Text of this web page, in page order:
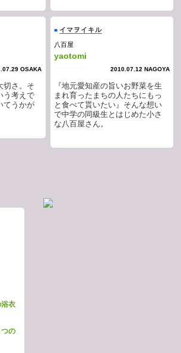
OSAKA
切さ。そ
う考えで
てうかが
■ イマヲイキル
八百屋
yaotomi
2010.07.12 NAGOYA
『地元愛知産の旨いお野菜を生
まれ育ったまちの人たちにもっ
と食べて貰いたい』そんな想い
で中学の同級生とはじめた小さ
な八百屋さん。
浴衣
の